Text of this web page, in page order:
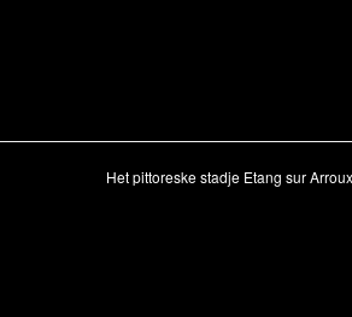
Het pittoreske stadje Etang sur